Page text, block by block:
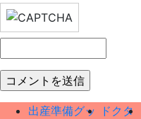
出産準備グッ
ドクタ